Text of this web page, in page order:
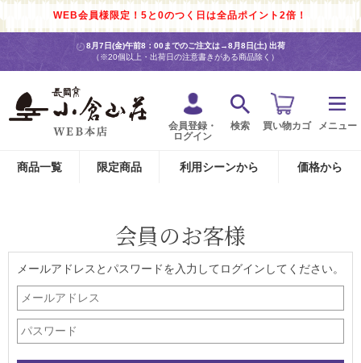
WEB会員様限定！5と0のつく日は全品ポイント2倍！
8月7日(金)午前8：00までのご注文は→8月8日(土) 出荷
（※20個以上・出荷日の注意書きがある商品除く）
会員登録・
ログイン
検索 買い物カゴ メニュー
商品一覧 限定商品 利用シーンから 価格から
会員のお客様
メールアドレスとパスワードを入力してログインしてください。